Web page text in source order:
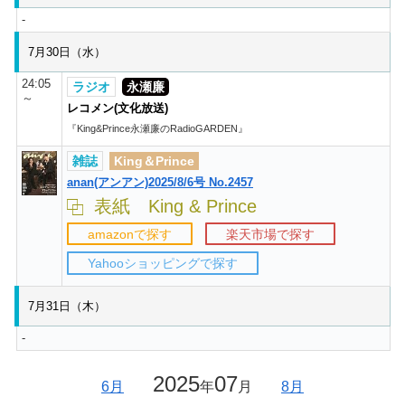
-
7月30日（水）
24:05
～
ラジオ 永瀬廉
レコメン(文化放送)
『King&Prince永瀬廉のRadioGARDEN』
雑誌 King＆Prince
anan(アンアン)2025/8/6号 No.2457
表紙 King & Prince
amazonで探す 楽天市場で探す
Yahooショッピングで探す
7月31日（木）
-
6月 2025年07月 8月